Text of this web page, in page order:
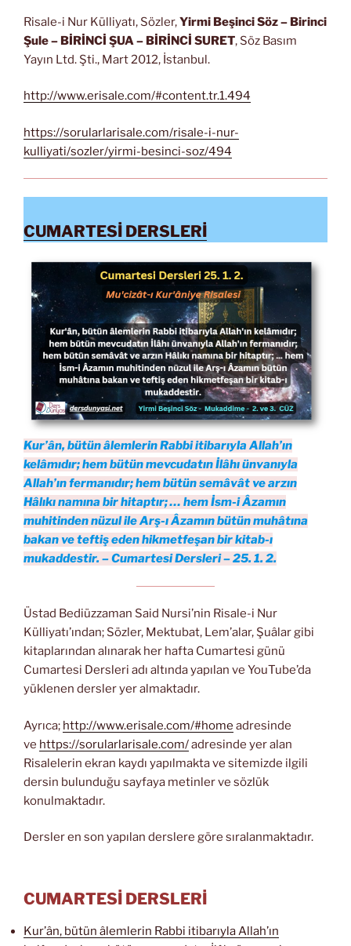
Risale-i Nur Külliyatı, Sözler,Yirmi Beşinci Söz– Birinci
Şule – BİRİNCİ ŞUA– BİRİNCİ SURET, Söz Basım
Yayın Ltd. Şti., Mart 2012, İstanbul.
http://www.erisale.com/#content.tr.1.494
https://sorularlarisale.com/risale-i-nur-
kulliyati/sozler/yirmi-besinci-soz/494
CUMARTESİ DERSLERİ
Kur’ân, bütün âlemlerin Rabbi itibarıyla Allah’ın
kelâmıdır; hem bütün mevcudatın İlâhı ünvanıyla
Allah’ın fermanıdır; hem bütün semâvât ve arzın
Hâlıkı namına bir hitaptır; … hem İsm-i Âzamın
muhitinden nüzul ile Arş-ı Âzamın bütün muhâtına
bakan ve teftiş eden hikmetfeşan bir kitab-ı
mukaddestir. – Cumartesi Dersleri – 25. 1. 2.
Üstad Bediüzzaman Said Nursi’nin Risale-i Nur
Külliyatı’ından; Sözler, Mektubat, Lem’alar, Şuâlar gibi
kitaplarından alınarak her hafta Cumartesi günü
Cumartesi Dersleri adı altında yapılan ve YouTube’da
yüklenen dersler yer almaktadır.
Ayrıca; http://www.erisale.com/#home adresinde
ve https://sorularlarisale.com/adresinde yer alan
Risalelerin ekran kaydı yapılmakta ve sitemizde ilgili
dersin bulunduğu sayfaya metinler ve sözlük
konulmaktadır.
Dersler en son yapılan derslere göre sıralanmaktadır.
CUMARTESİ DERSLERİ
Kur’ân, bütün âlemlerin Rabbi itibarıyla Allah’ın